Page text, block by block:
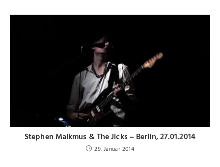
Stephen Malkmus & The Jicks – Berlin, 27.01.2014
29. Januar 2014